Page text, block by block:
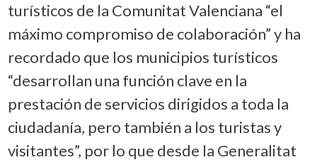
turísticos de la Comunitat Valenciana “el
máximo compromiso de colaboración” y ha
recordado que los municipios turísticos
“desarrollan una función clave en la
prestación de servicios dirigidos a toda la
ciudadanía, pero también a los turistas y
visitantes”, por lo que desde la Generalitat